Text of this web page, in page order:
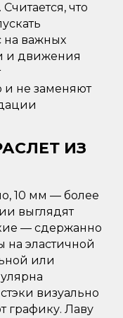
что
на важных
и движения
и не заменяют
ИЗ
10 мм — более
выглядят
— сдержанно
на эластичной
или
визуально
графику. Лаву